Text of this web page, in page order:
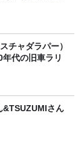
チャダラパー）
代の旧車ラリ
&TSUZUMIさん